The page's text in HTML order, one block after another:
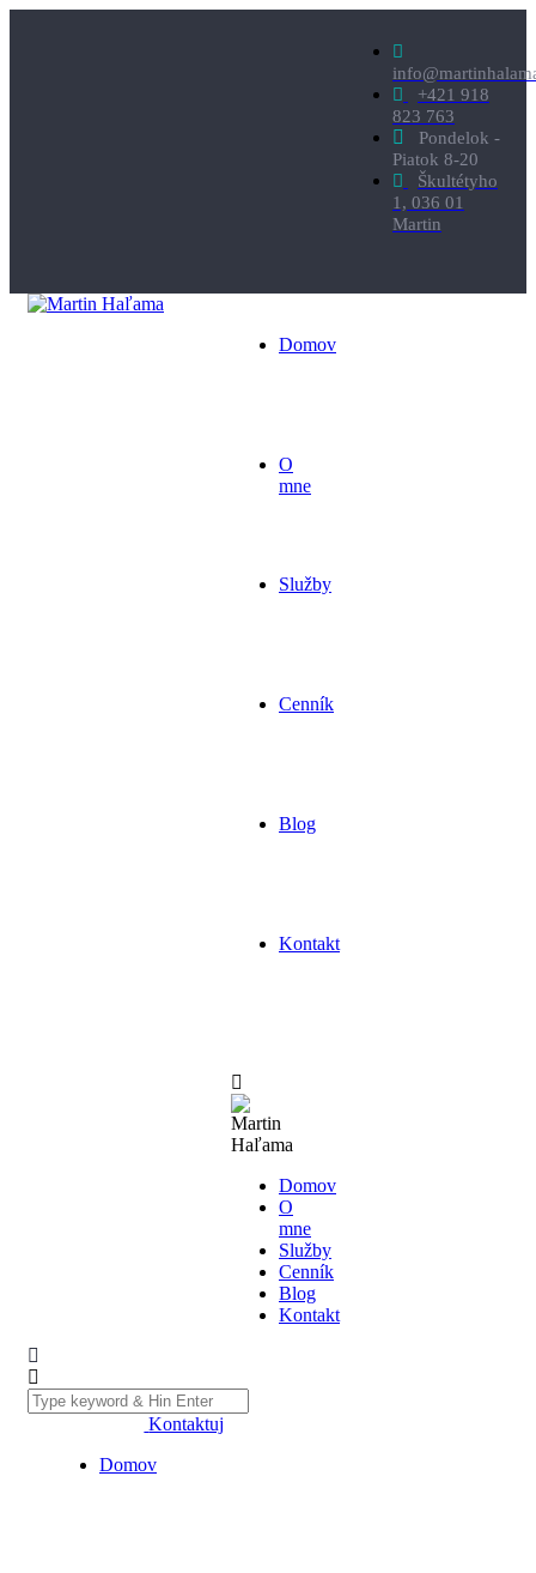
+421 918
823 763
Pondelok -
Piatok 8-20
Škultétyho
1, 036 01
Martin
Domov
O
mne
Služby
Cenník
Blog
Kontakt
Domov
O
mne
Služby
Cenník
Blog
Kontakt
Kontaktuj
Domov